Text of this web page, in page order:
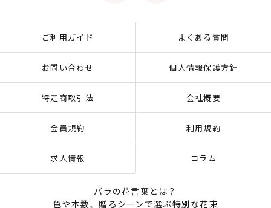
ご利用ガイド よくある質問
お問い合わせ 個人情報保護方針
特定商取引法 会社概要
会員規約 利用規約
求人情報 コラム
バラの花言葉とは？
色や本数、贈るシーンで選ぶ特別な花束